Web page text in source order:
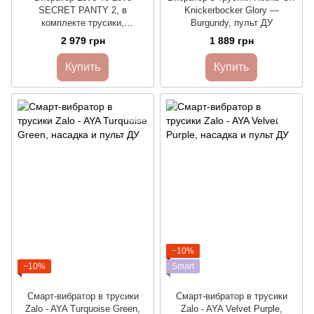
SECRET PANTY 2, в
комплекте трусики,
вибропуля, пульт ДУ, 10
режимов работы
2 979 грн
Купить
Knickerbocker Glory —
Burgundy, пульт ДУ
1 889 грн
Купить
−10%
Смарт-вибратор в трусики
Zalo - AYA Turquoise Green,
−10%
Smart
Смарт-вибратор в трусики
Zalo - AYA Velvet Purple,